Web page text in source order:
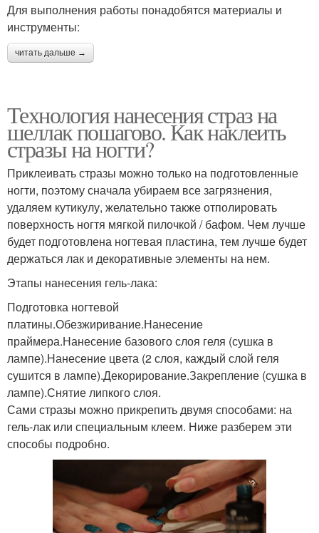
Для выполнения работы понадобятся материалы и
инструменты:
читать дальше →
Технология нанесения страз на
шеллак пошагово. Как наклеить
стразы на ногти?
Приклеивать стразы можно только на подготовленные
ногти, поэтому сначала убираем все загрязнения,
удаляем кутикулу, желательно также отполировать
поверхность ногтя мягкой пилочкой / бафом. Чем лучше
будет подготовлена ногтевая пластина, тем лучше будет
держаться лак и декоративные элементы на нем.
Этапы нанесения гель-лака:
Подготовка ногтевой
платины.Обезжиривание.Нанесение
праймера.Нанесение базового слоя геля (сушка в
лампе).Нанесение цвета (2 слоя, каждый слой геля
сушится в лампе).Декорирование.Закрепление (сушка в
лампе).Снятие липкого слоя.
Сами стразы можно прикрепить двумя способами: на
гель-лак или специальным клеем. Ниже разберем эти
способы подробно.